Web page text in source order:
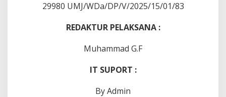
29980 UMJ/WDa/DP/V/2025/15/01/83
REDAKTUR PELAKSANA :
Muhammad G.F
IT SUPORT :
By Admin